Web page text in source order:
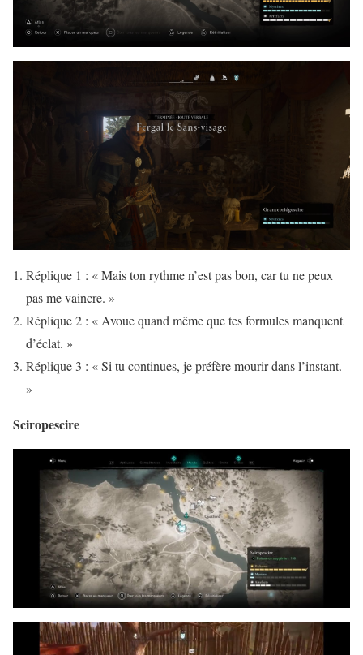
Réplique 1 : « Mais ton rythme n’est pas bon, car tu ne peux
pas me vaincre. »
Réplique 2 : « Avoue quand même que tes formules manquent
d’éclat. »
Réplique 3 : « Si tu continues, je préfère mourir dans l’instant.
»
Sciropescire